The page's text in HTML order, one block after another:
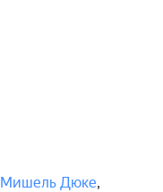
Мишель Дюке,